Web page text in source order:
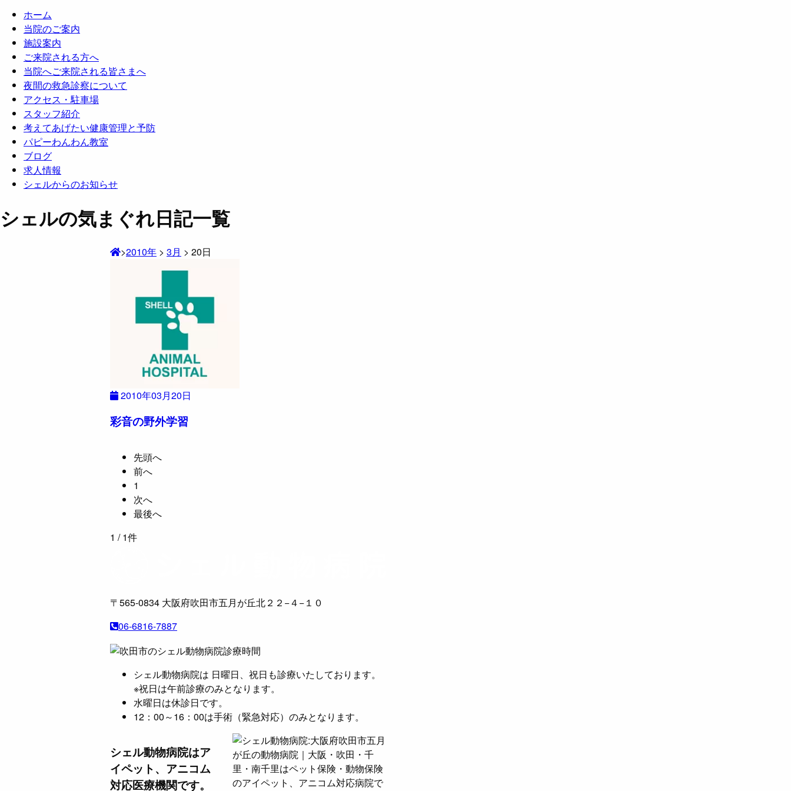
ホーム
当院のご案内
施設案内
ご来院される方へ
当院へご来院される皆さまへ
夜間の救急診察について
アクセス・駐車場
スタッフ紹介
考えてあげたい健康管理と予防
パピーわんわん教室
ブログ
求人情報
シェルからのお知らせ
シェルの気まぐれ日記一覧
>2010年 > 3月 > 20日
2010年03月20日
彩音の野外学習
先頭へ
前へ
1
次へ
最後へ
1 / 1件
〒565-0834 大阪府吹田市五月が丘北２２−４−１０
06-6816-7887
シェル動物病院は 日曜日、祝日も診療いたしております。
※祝日は午前診療のみとなります。
水曜日は休診日です。
12：00～16：00は手術（緊急対応）のみとなります。
シェル動物病院はア
イペット、アニコム
対応医療機関です。